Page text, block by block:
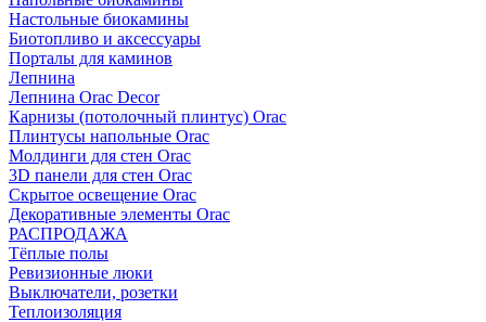
Настольные биокамины
Биотопливо и аксессуары
Порталы для каминов
Лепнина
Лепнина Orac Decor
Карнизы (потолочный плинтус) Orac
Плинтусы напольные Orac
Молдинги для стен Orac
3D панели для стен Orac
Скрытое освещение Orac
Декоративные элементы Orac
РАСПРОДАЖА
Тёплые полы
Ревизионные люки
Выключатели, розетки
Теплоизоляция